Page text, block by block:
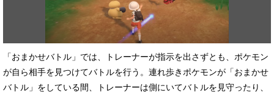
「おまかせバトル」では、トレーナーが指示を出さずとも、ポケモン
が自ら相手を見つけてバトルを行う。連れ歩きポケモンが「おまかせ
バトル」をしている間、トレーナーは側にいてバトルを見守ったり、